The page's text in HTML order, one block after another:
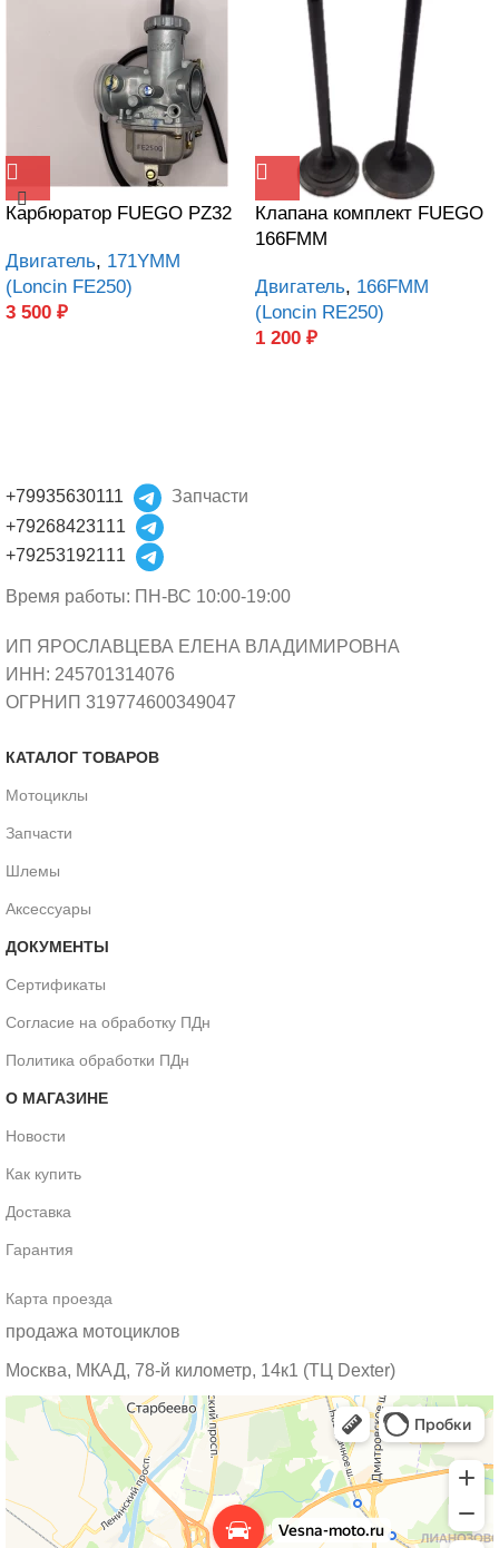
Карбюратор FUEGO PZ32
Двигатель, 171YMM
(Loncin FE250)
3 500 ₽
Клапана комплект FUEGO
166FMM
Двигатель, 166FMM
(Loncin RE250)
1 200 ₽
+79935630111
Запчасти
+79268423111
+79253192111
Время работы: ПН-ВС 10:00-19:00
ИП ЯРОСЛАВЦЕВА ЕЛЕНА ВЛАДИМИРОВНА
ИНН: 245701314076
ОГРНИП 319774600349047
КАТАЛОГ ТОВАРОВ
Мотоциклы
Запчасти
Шлемы
Аксессуары
ДОКУМЕНТЫ
Сертификаты
Согласие на обработку ПДн
Политика обработки ПДн
О МАГАЗИНЕ
Новости
Как купить
Доставка
Гарантия
Карта проезда
продажа мотоциклов
Москва, МКАД, 78-й километр, 14к1 (ТЦ Dexter)